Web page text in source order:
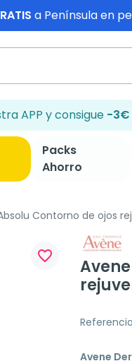
a Península en
APP y consigue -3€
Packs
Ahorro
Contorno de ojos
favorite_border
Avene